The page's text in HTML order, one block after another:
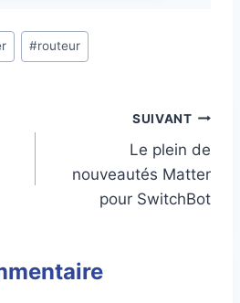
#routeur
SUIVANT
Le plein de
nouveautés Matter
pour SwitchBot